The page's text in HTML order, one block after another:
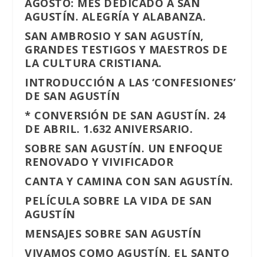
AGOSTO: MES DEDICADO A SAN
AGUSTÍN. ALEGRÍA Y ALABANZA.
SAN AMBROSIO Y SAN AGUSTÍN,
GRANDES TESTIGOS Y MAESTROS DE
LA CULTURA CRISTIANA.
INTRODUCCIÓN A LAS ‘CONFESIONES’
DE SAN AGUSTÍN
* CONVERSIÓN DE SAN AGUSTÍN. 24
DE ABRIL. 1.632 ANIVERSARIO.
SOBRE SAN AGUSTÍN. UN ENFOQUE
RENOVADO Y VIVIFICADOR
CANTA Y CAMINA CON SAN AGUSTÍN.
PELÍCULA SOBRE LA VIDA DE SAN
AGUSTÍN
MENSAJES SOBRE SAN AGUSTÍN
VIVAMOS COMO AGUSTÍN, EL SANTO